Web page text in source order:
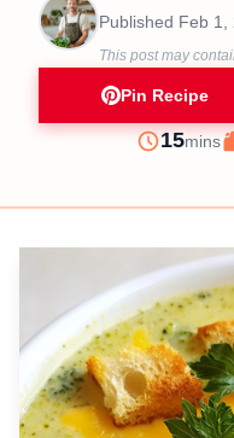
Published Feb 1,
This post may
Pin Recipe
Prep
15mins